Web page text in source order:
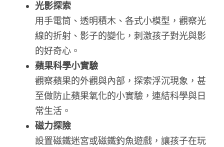
光影探索
用手電筒、透明積木、各式小模型，觀察光
線的折射、影子的變化，刺激孩子對光與影
的好奇心。
蘋果科學小實驗
觀察蘋果的外觀與內部，探索浮沉現象，甚
至做防止蘋果氧化的小實驗，連結科學與日
常生活。
磁力探險
設置磁鐵迷宮或磁鐵釣魚遊戲，讓孩子在玩